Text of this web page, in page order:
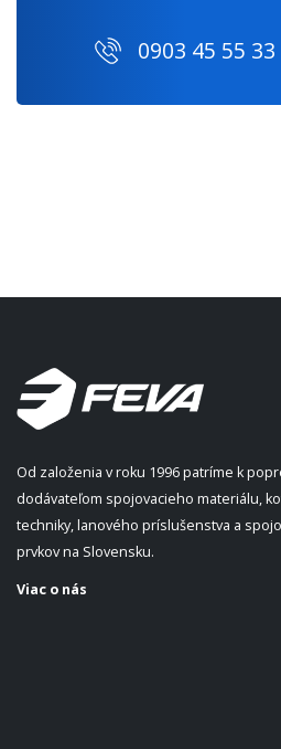
0903 45 55 33
Od založenia v roku 1996 patríme k
dodávateľom spojovacieho materiálu,
techniky, lanového príslušenstva a
prvkov na Slovensku.
Viac o nás